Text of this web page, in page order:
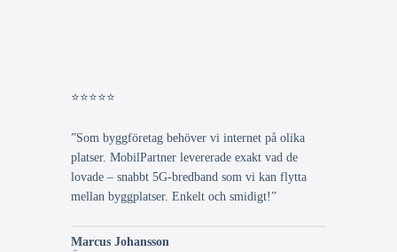
⭐⭐⭐⭐⭐
”Som byggföretag behöver vi internet på olika
platser. MobilPartner levererade exakt vad de
lovade – snabbt 5G-bredband som vi kan flytta
mellan byggplatser. Enkelt och smidigt!”
Marcus Johansson